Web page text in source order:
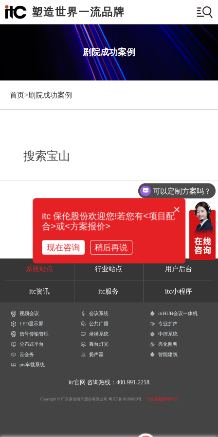
塑造世界一流品牌
剧院成功案例
首页>剧院成功案例
搜索宝山
系统站点 行业站点 用户后台
itc资讯 itc服务 itc小程序
视频会议 会议系统
itcHUB会议一体机
LED显示屏
公共广播
专业扩声
信号传输管理
录播系统
中控系统
分布式平台
舞台灯光
亮化照明
云会务
扬声器
智能建筑
pis车载系统
itc官网 咨询热线：400-991-2218
Copyright © 广东保伦电子股份有限公司 粤ICP备16106620号 产品参数解释声明
可以定制方案吗？
×
itc 保伦股份欢迎您!若您有<项目配
合>或<方案报价>
现在咨询 稍后再说